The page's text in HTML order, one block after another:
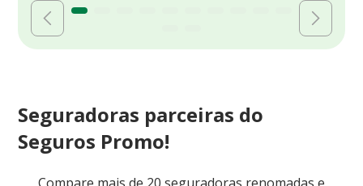
Seguradoras parceiras do
Seguros Promo!